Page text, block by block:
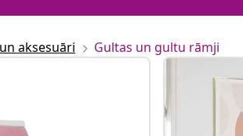
aksesuāri Gultas un gultu rāmji